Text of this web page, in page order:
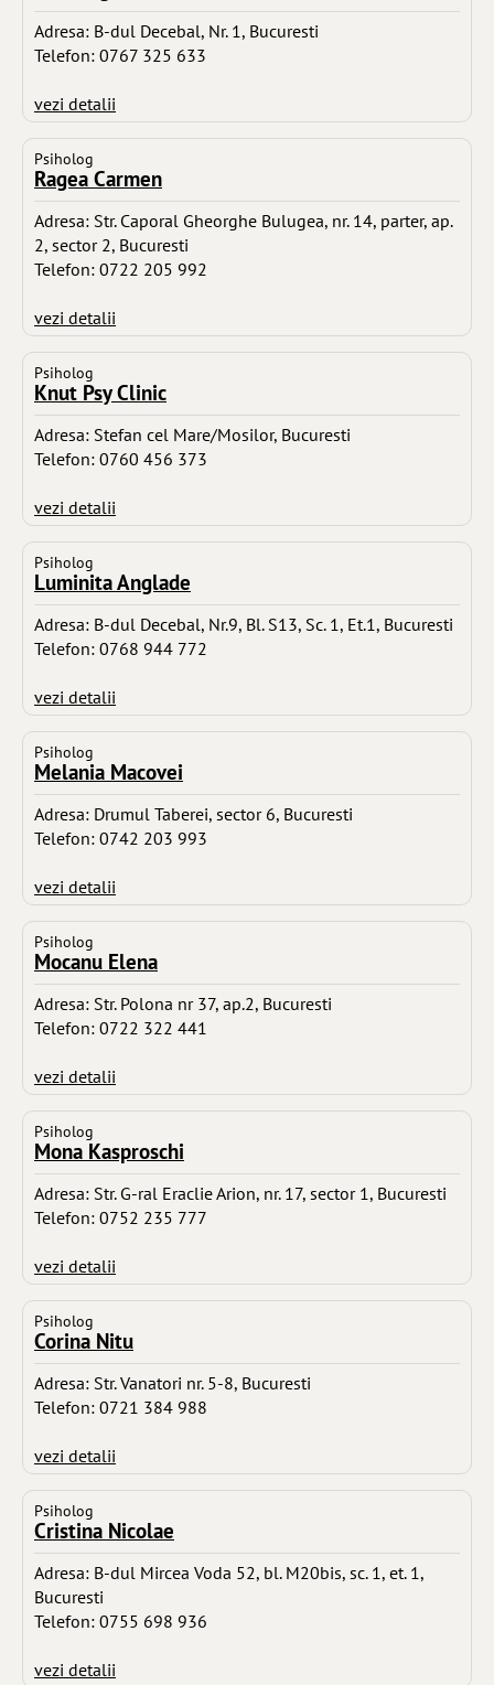
Adresa: B-dul Decebal, Nr. 1, Bucuresti
Telefon: 0767 325 633
vezi detalii
Psiholog
Ragea Carmen
Adresa: Str. Caporal Gheorghe Bulugea, nr. 14, parter, ap.
2, sector 2, Bucuresti
Telefon: 0722 205 992
vezi detalii
Psiholog
Knut Psy Clinic
Adresa: Stefan cel Mare/Mosilor, Bucuresti
Telefon: 0760 456 373
vezi detalii
Psiholog
Luminita Anglade
Adresa: B-dul Decebal, Nr.9, Bl. S13, Sc. 1, Et.1, Bucuresti
Telefon: 0768 944 772
vezi detalii
Psiholog
Melania Macovei
Adresa: Drumul Taberei, sector 6, Bucuresti
Telefon: 0742 203 993
vezi detalii
Psiholog
Mocanu Elena
Adresa: Str. Polona nr 37, ap.2, Bucuresti
Telefon: 0722 322 441
vezi detalii
Psiholog
Mona Kasproschi
Adresa: Str. G-ral Eraclie Arion, nr. 17, sector 1, Bucuresti
Telefon: 0752 235 777
vezi detalii
Psiholog
Corina Nitu
Adresa: Str. Vanatori nr. 5-8, Bucuresti
Telefon: 0721 384 988
vezi detalii
Psiholog
Cristina Nicolae
Adresa: B-dul Mircea Voda 52, bl. M20bis, sc. 1, et. 1,
Bucuresti
Telefon: 0755 698 936
vezi detalii